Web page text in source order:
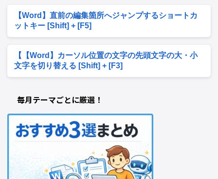
【Word】直前の編集箇所へジャンプするショートカ
ットキー [Shift] + [F5]
【【Word】カーソル位置の文字の先頭文字の大・小
文字を切り替える [Shift] + [F3]
毎月テーマごとに厳選！